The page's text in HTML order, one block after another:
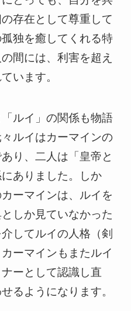
存在として尊重して
独を癒してくれる特
間には、利害を超え
います。
ルイ」の関係も物語
ルイはカーマインの
り、二人は「皇帝と
ありました。しか
ーマインは、ルイを
しか見ていなかった
してルイの人格（剣
ーマインもまたルイ
ーとして認識し直
るようになります。